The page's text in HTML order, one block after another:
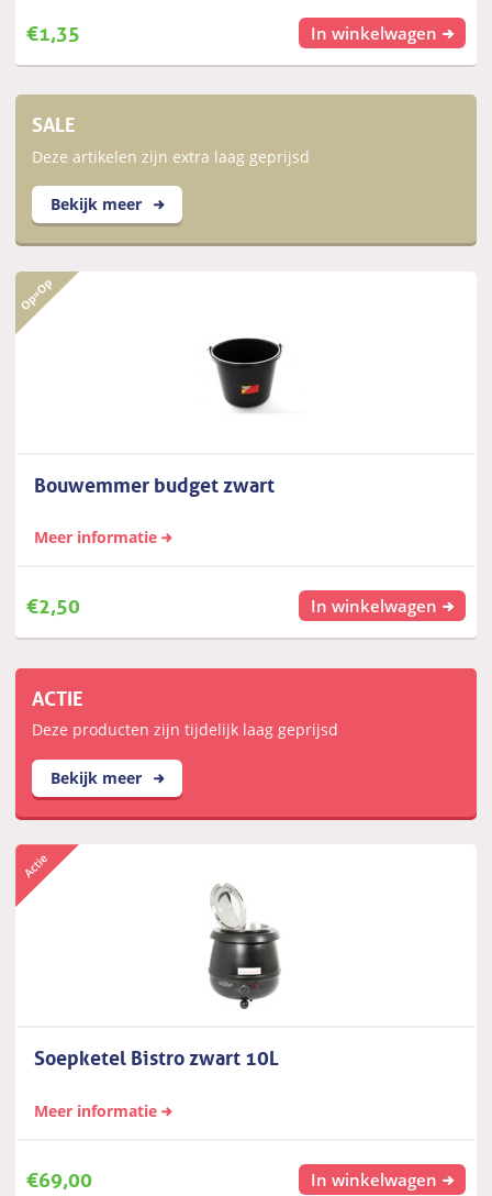
€1,35 In winkelwagen
SALE
Deze artikelen zijn extra laag geprijsd
Bekijk meer
Bouwemmer budget zwart
Meer informatie
€2,50 In winkelwagen
ACTIE
Deze producten zijn tijdelijk laag geprijsd
Bekijk meer
Soepketel Bistro zwart 10L
Meer informatie
€69,00 In winkelwagen